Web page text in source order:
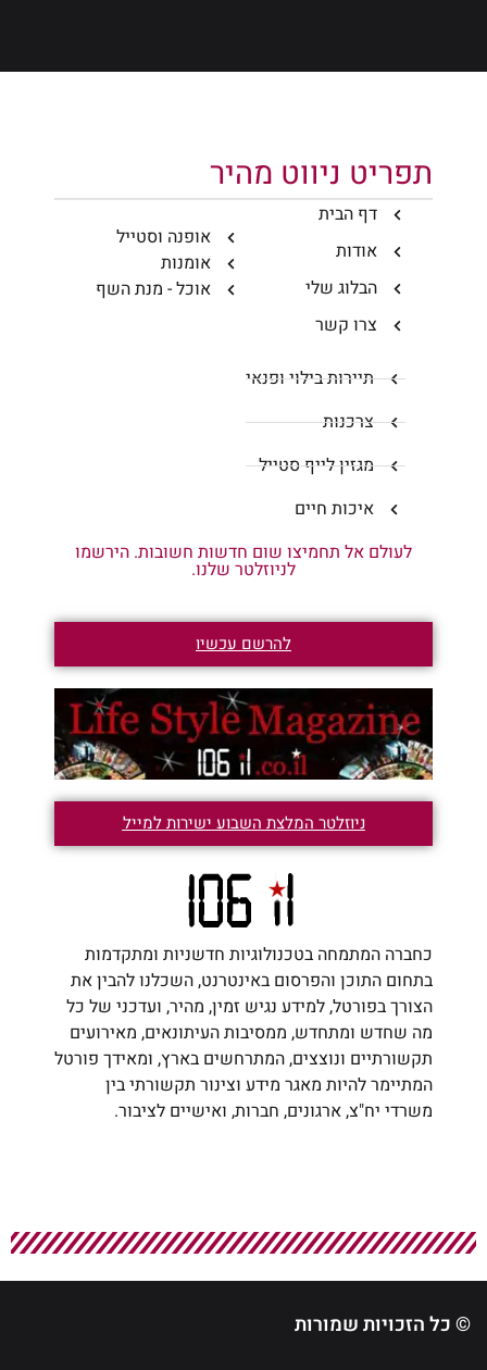
תפריט ניווט מהיר
דף הבית
אודות
הבלוג שלי
צרו קשר
אופנה וסטייל
אומנות
אוכל - מנת השף
תיירות בילוי ופנאי
צרכנות
מגזין לייף סטייל
איכות חיים
לעולם אל תחמיצו שום חדשות חשובות. הירשמו
לניוזלטר שלנו.
להרשם עכשיו
ניוזלטר המלצת השבוע ישירות למייל
כחברה המתמחה בטכנולוגיות חדשניות ומתקדמות
בתחום התוכן והפרסום באינטרנט, השכלנו להבין את
הצורך בפורטל, למידע נגיש זמין, מהיר, ועדכני של כל
מה שחדש ומתחדש, ממסיבות העיתונאים, מאירועים
תקשורתיים ונוצצים, המתרחשים בארץ, ומאידך פורטל
המתיימר להיות מאגר מידע וצינור תקשורתי בין
משרדי יח"צ, ארגונים, חברות, ואישיים לציבור.
© כל הזכויות שמורות